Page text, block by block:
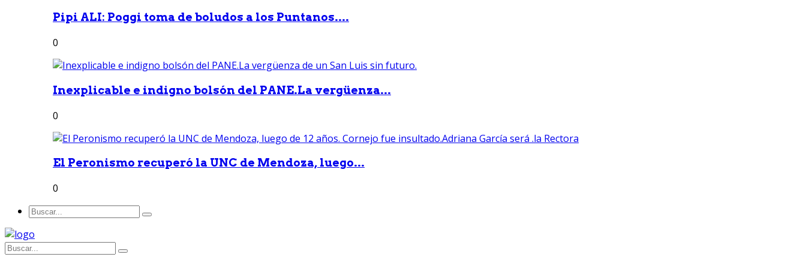
Pipi ALI: Poggi toma de boludos a los Puntanos....
0
Inexplicable e indigno bolsón del PANE.La vergüenza...
0
El Peronismo recuperó la UNC de Mendoza, luego...
0